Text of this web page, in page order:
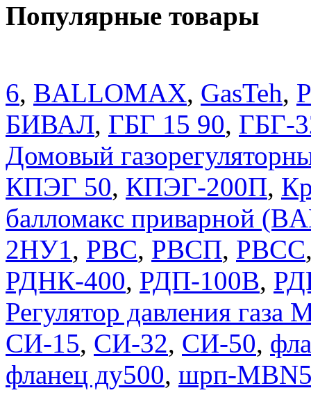
Популярные товары
6, BALLOMAX, GasTeh,
БИВАЛ, ГБГ 15 90, ГБГ-
Домовый
КПЭГ 50, КПЭГ-200П,
балломакс приварной
2НУ1, РВС, РВСП, РВСС
РДНК-400, РДП-100В,
Регулятор давления газа
СИ-15, СИ-32, СИ-50,
фланец ду500, шрп-